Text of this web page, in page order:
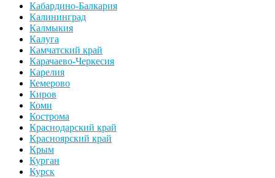
Кабардино-Балкария
Калининград
Калмыкия
Калуга
Камчатский край
Карачаево-Черкесия
Карелия
Кемерово
Киров
Коми
Кострома
Краснодарский край
Красноярский край
Крым
Курган
Курск